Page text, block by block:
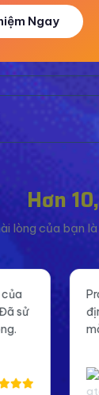
Ngay
Hơn
lòng của bạn
lượng, tốc độ
nuôi dàn tài
dài.